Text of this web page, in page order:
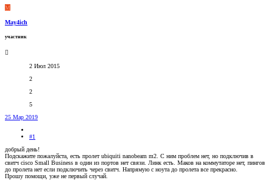
M
May4ich
участник
2 Июл 2015
2
2
5
25 Мар 2019
#1
добрый день!
Подскажите пожалуйста, есть пролет ubiquiti nanobeam m2. С ним проблем нет, но подключив в
свитч cisco Small Business в один из портов нет связи. Линк есть. Маков на коммутаторе нет, пингов
до пролета нет если подключить через свитч. Напрямую с ноута до пролета все прекрасно.
Прошу помощи, уже не первый случай.